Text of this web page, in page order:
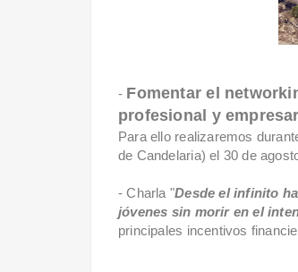
- Fomentar el
profesional y
Para ello realizaremos
de Candelaria) el 30 de
- Charla "Desde el infinito
jóvenes sin morir en el
principales incentivos